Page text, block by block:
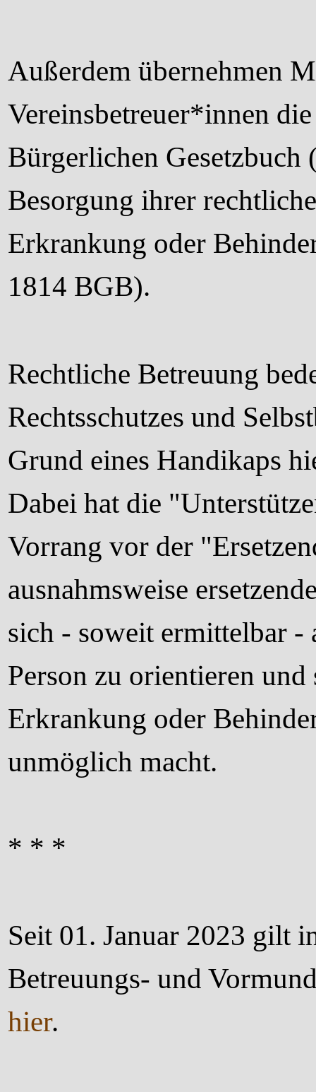
Außerdem übernehmen
Vereinsbetreuer*innen
Bürgerlichen
Besorgung ihrer
Erkrankung oder
1814 BGB).
Rechtliche Betreuung
Rechtsschutzes und
Grund eines Handikaps
Dabei hat die
Vorrang vor der
ausnahmsweise
sich - soweit ermittelbar -
Person zu orientieren
Erkrankung oder
unmöglich macht.
* * *
Seit 01. Januar 2023 gilt
Betreuungs- und
hier.